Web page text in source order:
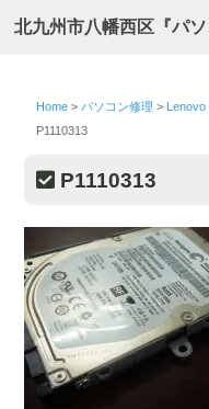
北九州市八幡西区『パ
Home > パソコン修理 >
P1110313
P1110313